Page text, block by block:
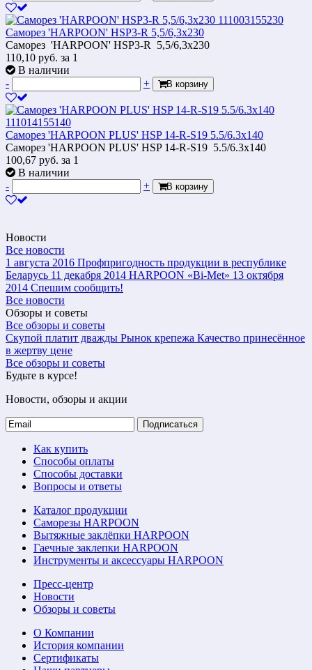
Саморез 'HARPOON' HSP3-R 5,5/6,3x230
Саморез 'HARPOON' HSP3-R 5,5/6,3x230
110,10 руб. за 1
В наличии
-
+ В корзину
Саморез 'HARPOON PLUS' HSP 14-R-S19 5.5/6.3х140
Саморез 'HARPOON PLUS' HSP 14-R-S19 5.5/6.3х140
100,67 руб. за 1
В наличии
-
+ В корзину
Новости
Все новости
1 августа 2016 Профпригодность продукции в республике
Беларусь 11 декабря 2014 HARPOON «Bi-Met» 13 октября
2014 Спешим сообщить!
Все новости
Обзоры и советы
Все обзоры и советы
Скупой платит дважды Рынок крепежа Качество принесённое
в жертву цене
Все обзоры и советы
Будьте в курсе!
Новости, обзоры и акции
Подписаться
Как купить
Способы оплаты
Способы доставки
Вопросы и ответы
Каталог продукции
Саморезы HARPOON
Вытяжные заклёпки HARPOON
Гаечные заклепки HARPOON
Инструменты и аксессуары HARPOON
Пресс-центр
Новости
Обзоры и советы
О Компании
История компании
Сертификаты